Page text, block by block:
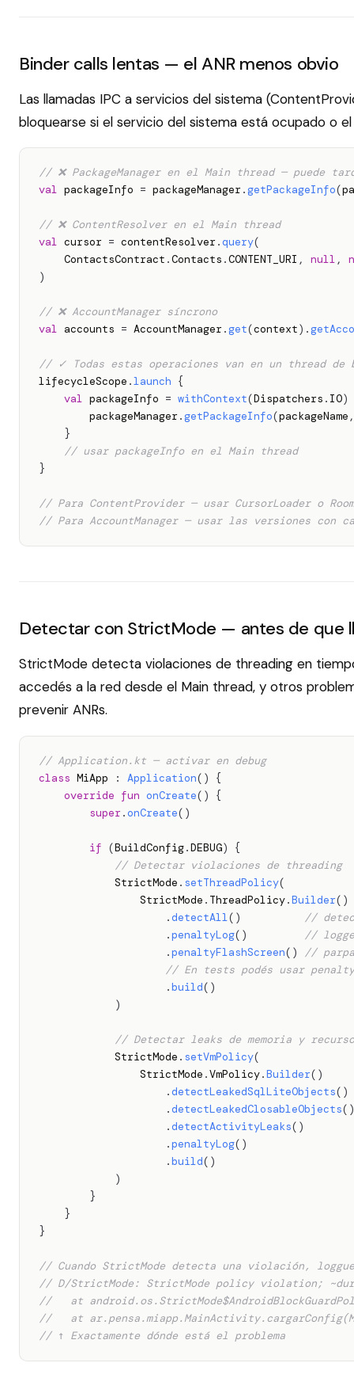
Binder calls lentas — el ANR menos obvio
Las llamadas IPC a servicios del sistema
bloquearse si el servicio del sistema está ocupado o
// ❌ PackageManager en el Main thread — puede
val packageInfo = packageManager .getPackageInfo(
// ❌ ContentResolver en el Main thread
val cursor = contentResolver .query(
    ContactsContract
.Contacts .CONTENT_URI , null ,
)
// ❌ AccountManager síncrono
val accounts = AccountManager .get(context) .
// ✓ Todas estas operaciones van en un thread de
lifecycleScope .launch {
val packageInfo = withContext(Dispatchers . IO)
        packageManager
.getPackageInfo(packageName ,
}
// usar packageInfo en el Main thread
}
// Para ContentProvider — usar CursorLoader o
// Para AccountManager — usar las versiones con
Detectar con StrictMode — antes de que
StrictMode detecta violaciones de threading en
accedés a la red desde el Main thread, y otros
prevenir ANRs.
// Application.kt — activar en debug
class MiApp : Application( )
{
override fun onCreate( )
{
super .onCreate( )
if (BuildConfig.DEBUG)
{
// Detectar violaciones de threading
            StrictMode
. setThreadPolicy(
                StrictMode
. ThreadPolicy.Builder( )
.detectAll( )
//
.penaltyLog( )
//
.penaltyFlashScreen( )
//
// En tests podés usar
.build( )
)
// Detectar leaks de memoria y
            StrictMode
. setVmPolicy(
                StrictMode
.VmPolicy.Builder( )
.detectLeakedSqlLiteObjects( )
.detectLeakedClosableObjects( )
.detectActivityLeaks( )
.penaltyLog( )
.build( )
)
}
}
}
// Cuando StrictMode detecta una violación,
// D/StrictMode: StrictMode policy violation;
//   at
//   at
// ↑ Exactamente dónde está el problema